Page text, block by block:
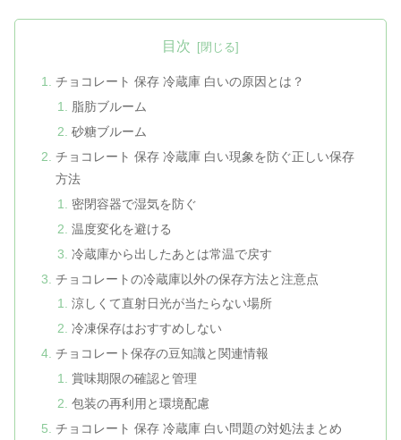
目次
チョコレート 保存 冷蔵庫 白いの原因とは？
脂肪ブルーム
砂糖ブルーム
チョコレート 保存 冷蔵庫 白い現象を防ぐ正しい保存
方法
密閉容器で湿気を防ぐ
温度変化を避ける
冷蔵庫から出したあとは常温で戻す
チョコレートの冷蔵庫以外の保存方法と注意点
涼しくて直射日光が当たらない場所
冷凍保存はおすすめしない
チョコレート保存の豆知識と関連情報
賞味期限の確認と管理
包装の再利用と環境配慮
チョコレート 保存 冷蔵庫 白い問題の対処法まとめ